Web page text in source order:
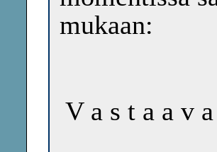
mukaan:
V a s t a a v